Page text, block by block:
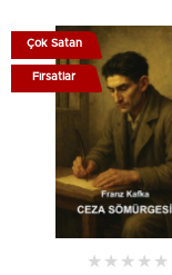
★ ★ ★ ★ ★
Çok Satan
Fırsatlar